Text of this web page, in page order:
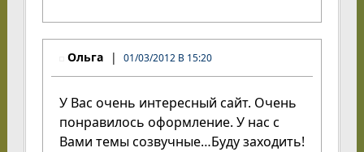
Ольга 01/03/2012 В 15:20
У Вас очень интересный сайт. Очень
понравилось оформление. У нас с
Вами темы созвучные…Буду заходить!